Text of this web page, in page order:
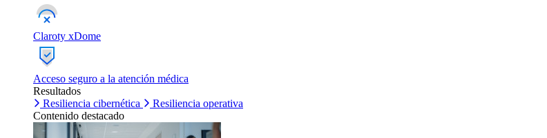
Claroty xDome
Acceso seguro a la atención médica
Resultados
Resiliencia cibernética
Resiliencia operativa
Contenido destacado